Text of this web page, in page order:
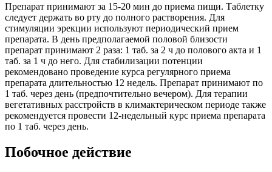
Препарат принимают за 15-20 мин до приема пищи. Таблетку
следует держать во рту до полного растворения. Для
стимуляции эрекции используют периодический прием
препарата. В день предполагаемой половой близости
препарат принимают 2 раза: 1 таб. за 2 ч до полового акта и 1
таб. за 1 ч до него. Для стабилизации потенции
рекомендовано проведение курса регулярного приема
препарата длительностью 12 недель. Препарат принимают по
1 таб. через день (предпочтительно вечером). Для терапии
вегетативных расстройств в климактерическом периоде также
рекомендуется провести 12-недельный курс приема препарата
по 1 таб. через день.
Побочное действие